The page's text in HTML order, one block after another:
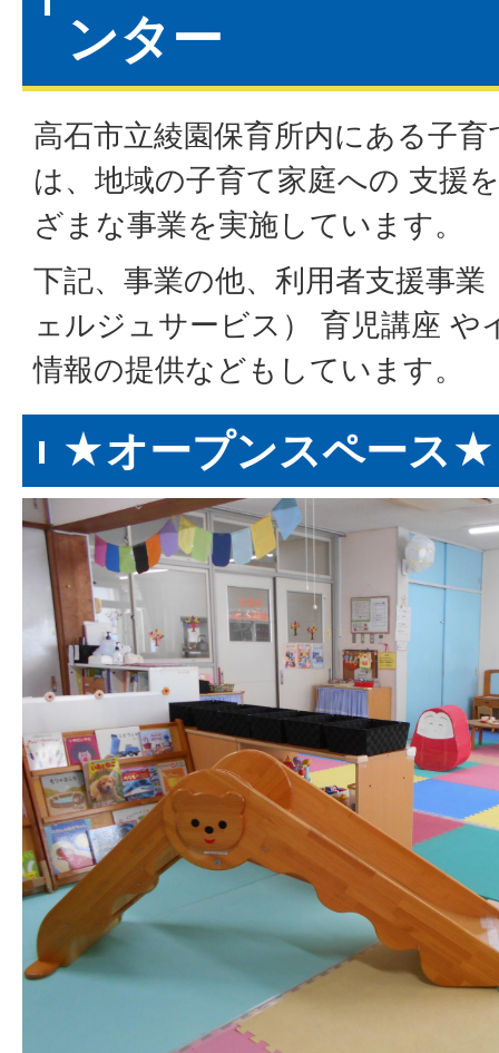
ンター
高石市立綾園保育所内にある子
は、地域の子育て家庭への 支援
ざまな事業を実施しています。
下記、事業の他、利用者支援事
ェルジュサービス） 育児講座 や
情報の提供などもしています。
★オープンスペース★